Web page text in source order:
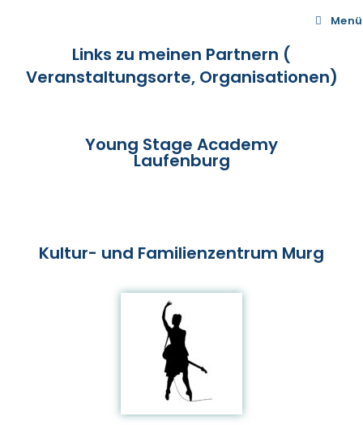
Menü
Links zu meinen Partnern (
Veranstaltungsorte, Organisationen)
Young Stage Academy
Laufenburg
Kultur- und Familienzentrum Murg